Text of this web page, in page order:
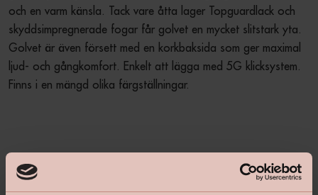
och en varm känsla. Tack vare åtta lager Topguardlack och
skyddsimpregnerade fogar får golvet en mycket slitstark yta.
Golvet är även försett med en korkbaksida som ger maximal
ljud- och gångkomfort. Enkelt att lägga med 5G klicksystem.
Finns i en mängd olika färgställningar.
Produktbeskrivning +